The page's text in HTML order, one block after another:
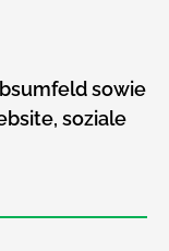
sowie
soziale